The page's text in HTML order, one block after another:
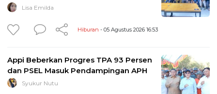
Lisa Emilda
Hiburan - 05 Agustus 2026 16:53
Appi Beberkan Progres TPA 93 Persen
dan PSEL Masuk Pendampingan APH
Syukur Nutu